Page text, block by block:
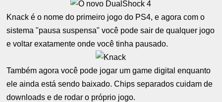
Knack é o nome do primeiro jogo do PS4, e agora com o
sistema "pausa suspensa" você pode sair de qualquer jogo
e voltar exatamente onde você tinha pausado.
Também agora você pode jogar um game digital enquanto
ele ainda está sendo baixado. Chips separados cuidam de
downloads e de rodar o próprio jogo.